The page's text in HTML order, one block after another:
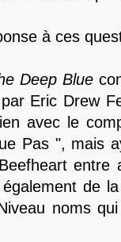
à ces
Deep Blue
Eric Drew
avec le
Pas ", mais
de
noms